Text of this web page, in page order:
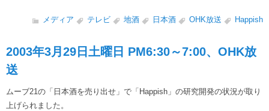
メディア テレビ 地酒 日本酒 OHK放送 Happish
2003年3月29日土曜日 PM6:30～7:00、OHK放
送
ムーブ21の「日本酒を売り出せ」で「Happish」の研究開発の状況が取り
上げられました。